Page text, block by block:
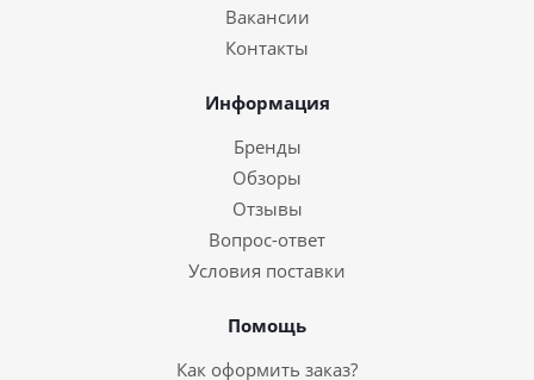
Вакансии
Контакты
Информация
Бренды
Обзоры
Отзывы
Вопрос-ответ
Условия поставки
Помощь
Как оформить заказ?